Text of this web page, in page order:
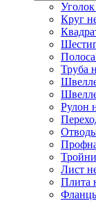
Круг
Труба
Рулон
Лист
Плита